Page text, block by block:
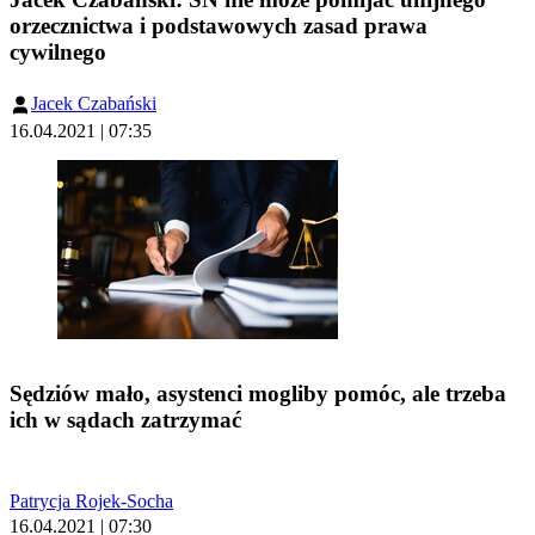
orzecznictwa i podstawowych zasad prawa
cywilnego
Jacek Czabański
16.04.2021 | 07:35
Sędziów mało, asystenci mogliby pomóc, ale trzeba
ich w sądach zatrzymać
Patrycja Rojek-Socha
16.04.2021 | 07:30